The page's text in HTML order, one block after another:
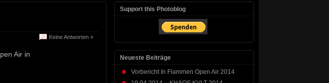
Keine Antworten »
Air in
Support this Photoblog
Neueste Beiträge
Vorbericht In Flammen Open Air 2014